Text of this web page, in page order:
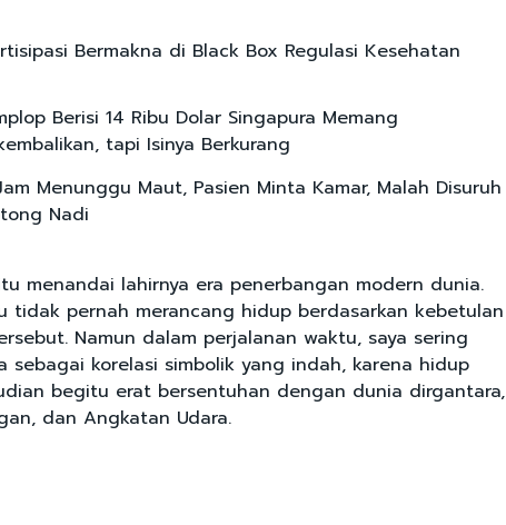
Bermakna di Black Box Regulasi Kesehatan
Berisi 14 Ribu Dolar Singapura Memang
tapi Isinya Berkurang
Menunggu Maut, Pasien Minta Kamar, Malah Disuruh
Nadi
menandai lahirnya era penerbangan modern dunia.
tidak pernah merancang hidup berdasarkan kebetulan
Namun dalam perjalanan waktu, saya sering
sebagai korelasi simbolik yang indah, karena hidup
begitu erat bersentuhan dengan dunia dirgantara,
dan Angkatan Udara.